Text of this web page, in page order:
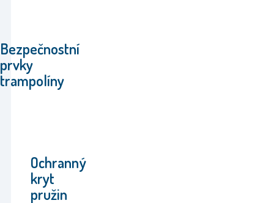
Bezpečnostní
prvky
trampolíny
Ochranný
kryt
pružin